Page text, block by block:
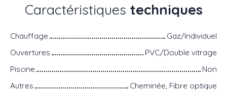
Caractéristiques techniques
Chauffage
Gaz/Individuel
Ouvertures
PVC/Double vitrage
Piscine
Non
Autres
Cheminée, Fibre optique